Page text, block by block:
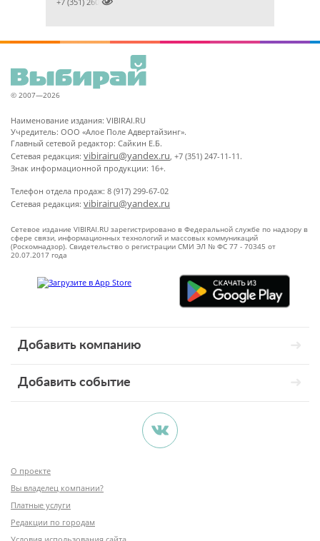
© 2007—2026
Наименование издания: VIBIRAI.RU
Учредитель: ООО «Алое Поле Адвертайзинг».
Главный сетевой редактор: Сайкин Е.Б.
Сетевая редакция: vibirairu@yandex.ru, +7 (351) 247-11-11.
Знак информационной продукции: 16+.
Телефон отдела продаж: 8 (917) 299-67-02
Сетевая редакция: vibirairu@yandex.ru
Сетевое издание VIBIRAI.RU зарегистрировано в Федеральной службе по надзору в
сфере связи, информационных технологий и массовых коммуникаций
(Роскомнадзор). Свидетельство о регистрации СМИ ЭЛ № ФС 77 - 70345 от
20.07.2017 года
Добавить компанию
Добавить событие
О проекте
Вы владелец компании?
Платные услуги
Редакции по городам